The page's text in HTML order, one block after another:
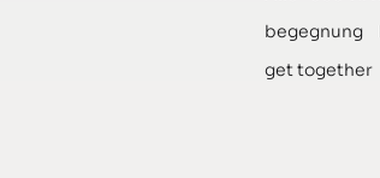
begegnung
get together